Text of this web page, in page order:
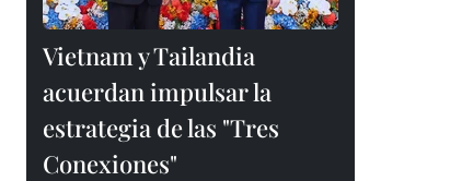
Vietnam y Tailandia
acuerdan impulsar la
estrategia de las "Tres
Conexiones"